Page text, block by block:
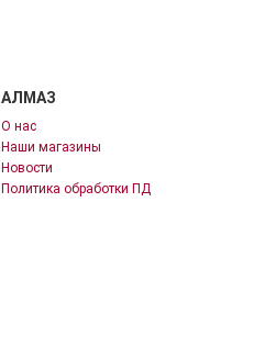
АЛМАЗ
О нас
Наши магазины
Новости
Политика обработки ПД